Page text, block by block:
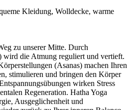
Kleidung, Wolldecke, warme
zu unserer Mitte. Durch
wird die Atmung reguliert und vertieft.
(Asanas) machen Ihren
stimulieren und bringen den Körper
wirken Stress
Regeneration. Hatha Yoga
Ausgeglichenheit und